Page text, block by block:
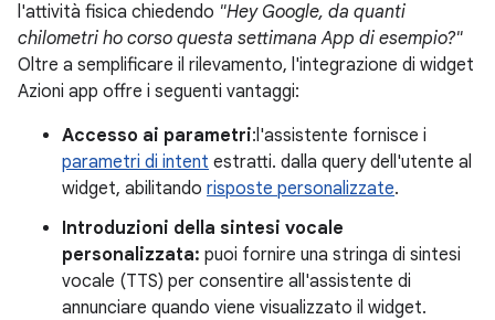
l'attività fisica chiedendo "Hey Google, da quanti
chilometri ho corso questa settimana App di esempio?"
Oltre a semplificare il rilevamento, l'integrazione di widget
Azioni app offre i seguenti vantaggi:
Accesso ai parametri:l'assistente fornisce i
parametri di intent estratti. dalla query dell'utente al
widget, abilitando risposte personalizzate.
Introduzioni della sintesi vocale
personalizzata: puoi fornire una stringa di sintesi
vocale (TTS) per consentire all'assistente di
annunciare quando viene visualizzato il widget.